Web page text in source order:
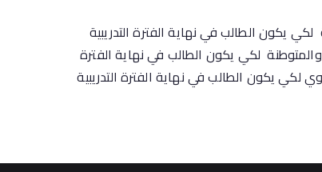
يكون الطالب في نهاية الفترة التدريبية
لكي يكون الطالب في نهاية الفترة
لكي يكون الطالب في نهاية الفترة التدريبية